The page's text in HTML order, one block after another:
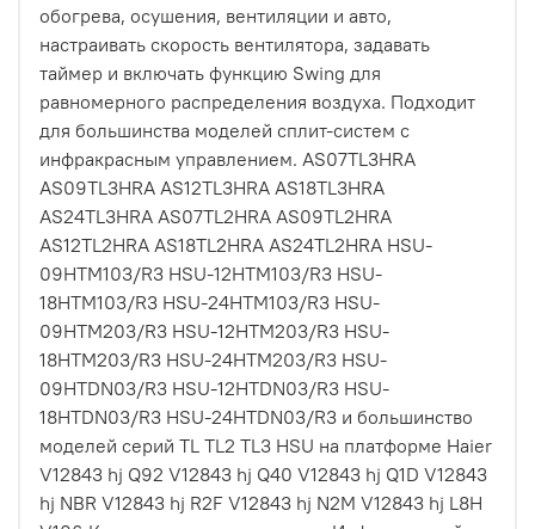
обогрева, осушения, вентиляции и авто,
настраивать скорость вентилятора, задавать
таймер и включать функцию Swing для
равномерного распределения воздуха. Подходит
для большинства моделей сплит-систем с
инфракрасным управлением. AS07TL3HRA
AS09TL3HRA AS12TL3HRA AS18TL3HRA
AS24TL3HRA AS07TL2HRA AS09TL2HRA
AS12TL2HRA AS18TL2HRA AS24TL2HRA HSU-
09HTM103/R3 HSU-12HTM103/R3 HSU-
18HTM103/R3 HSU-24HTM103/R3 HSU-
09HTM203/R3 HSU-12HTM203/R3 HSU-
18HTM203/R3 HSU-24HTM203/R3 HSU-
09HTDN03/R3 HSU-12HTDN03/R3 HSU-
18HTDN03/R3 HSU-24HTDN03/R3 и большинство
моделей серий TL TL2 TL3 HSU на платформе Haier
V12843 hj Q92 V12843 hj Q40 V12843 hj Q1D V12843
hj NBR V12843 hj R2F V12843 hj N2M V12843 hj L8H